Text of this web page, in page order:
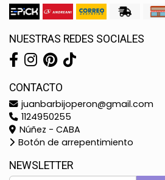
NUESTRAS REDES SOCIALES
CONTACTO
juanbarbijoperon@gmail.com
1124950255
Núñez - CABA
Botón de arrepentimiento
NEWSLETTER